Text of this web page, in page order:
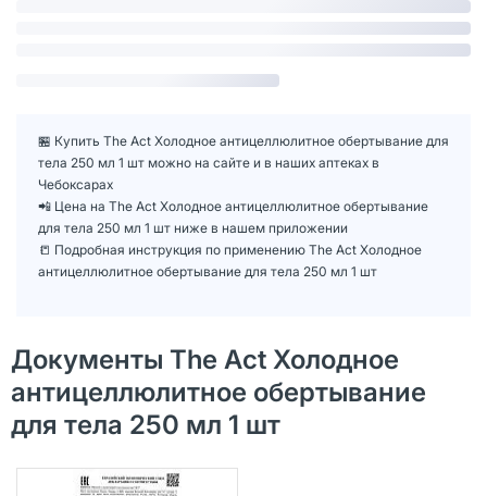
🏪 Купить The Act Холодное антицеллюлитное обертывание для
тела 250 мл 1 шт можно на сайте и в наших аптеках в
Чебоксарах
📲 Цена на The Act Холодное антицеллюлитное обертывание
для тела 250 мл 1 шт ниже в нашем приложении
📒 Подробная инструкция по применению The Act Холодное
антицеллюлитное обертывание для тела 250 мл 1 шт
Документы The Act Холодное
антицеллюлитное обертывание
для тела 250 мл 1 шт